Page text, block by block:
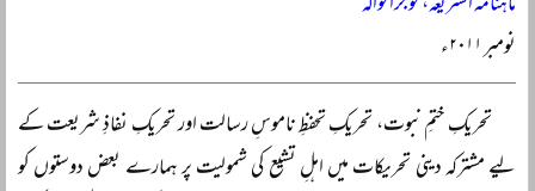
نومبر ۲۰۱۱ء
تحریکِ ختمِ نبوت، تحریکِ تحفظِ ناموسِ رسالت اور تحریکِ نفاذِ شریعت کے
لیے مشترکہ دینی تحریکات میں اہلِ تشیع کی شمولیت پر ہمارے بعض دوستوں کو